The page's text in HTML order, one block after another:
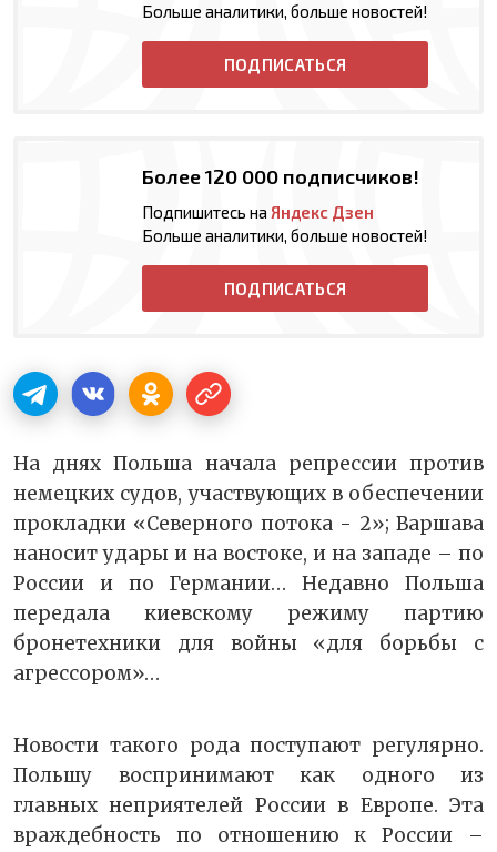
Больше аналитики, больше новостей!
ПОДПИСАТЬСЯ
Более 120 000 подписчиков!
Подпишитесь на Яндекс Дзен
Больше аналитики, больше новостей!
ПОДПИСАТЬСЯ
На днях Польша начала репрессии против
немецких судов, участвующих в обеспечении
прокладки «Северного потока - 2»; Варшава
наносит удары и на востоке, и на западе – по
России и по Германии… Недавно Польша
передала киевскому режиму партию
бронетехники для войны «для борьбы с
агрессором»…
Новости такого рода поступают регулярно.
Польшу воспринимают как одного из
главных неприятелей России в Европе. Эта
враждебность по отношению к России –